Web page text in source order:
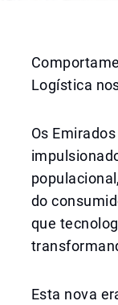
Logística
Os
do
que
Esta nova